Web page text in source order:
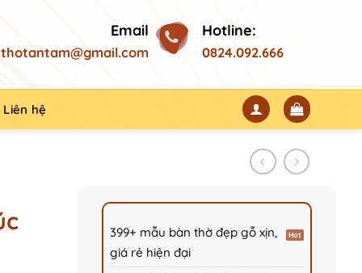
Email Hotline:
0824.092.666
Liên hệ
399+ mẫu bàn thờ đẹp gỗ xịn,
giá rẻ hiện đại